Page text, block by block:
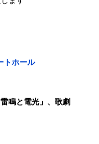
トホール
鳴と電光」、歌劇